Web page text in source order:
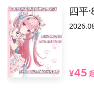
北京·AF
0
2025.03.22-03.23（
北京北投购物公园
四平
¥45